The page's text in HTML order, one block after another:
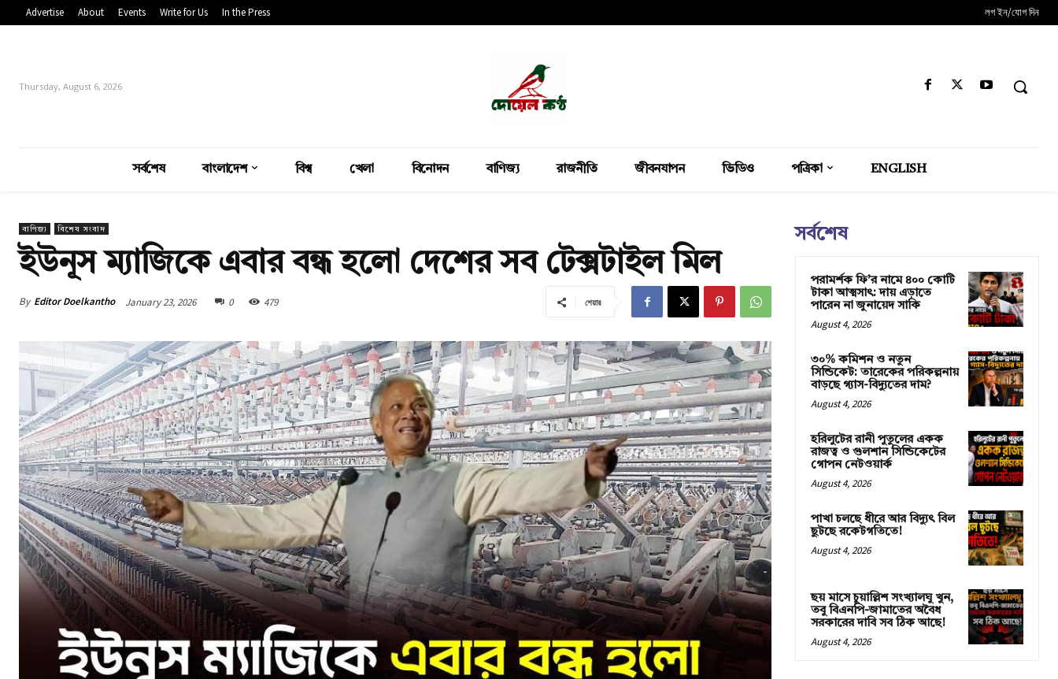
Advertise About Events Write for Us In the Press লগ ইন/যোগ দিন
Thursday, August 6, 2026
সর্বশেষ বাংলাদেশ বিশ্ব খেলা বিনোদন বাণিজ্য রাজনীতি জীবনযাপন ভিডিও পত্রিকা ENGLISH
বাণিজ্য বিশেষ সংবাদ
ইউনূস ম্যাজিকে এবার বন্ধ হলো দেশের সব টেক্সটাইল মিল
By Editor Doelkantho January 23, 2026 0 479 শেয়ার
সর্বশেষ
পরামর্শক ফি’র নামে ৪০০ কোটি
টাকা আত্মসাৎ: দায় এড়াতে
পারেন না জুনায়েদ সাকি
August 4, 2026
৩০% কমিশন ও নতুন
সিন্ডিকেট: তারেকের পরিকল্পনায়
বাড়ছে গ্যাস-বিদ্যুতের দাম?
August 4, 2026
হরিলুটের রানী পুতুলের একক
রাজত্ব ও গুলশান সিন্ডিকেটের
গোপন নেটওয়ার্ক
August 4, 2026
পাখা চলছে ধীরে আর বিদ্যুৎ বিল
ছুটছে রকেটগতিতে!
August 4, 2026
ছয় মাসে চুয়াল্লিশ সংখ্যালঘু খুন,
তবু বিএনপি-জামাতের অবৈধ
সরকারের দাবি সব ঠিক আছে!
August 4, 2026